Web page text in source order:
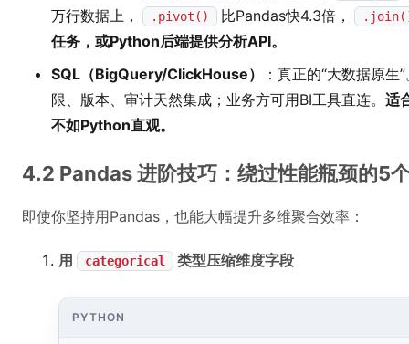
万行数据上，
.pivot() 比Pandas快4.3倍，
任务，或Python后端提供分析API。
SQL（BigQuery/ClickHouse）
：真正的“大数据原
限、版本、审计天然集成；业务方可用BI工具直连。 适
不如Python直观。
4.2 Pandas 进阶技巧：绕过性能瓶颈的5
即使你坚持用Pandas，也能大幅提升多维聚合效率：
用 categorical 类型压缩维度字段
PYTHON